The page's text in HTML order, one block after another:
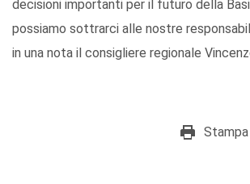
decisioni importanti per il futuro della
possiamo sottrarci alle nostre
in una nota il consigliere regionale